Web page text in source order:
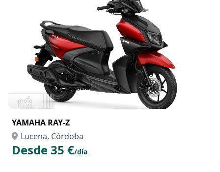
YAMAHA RAY-Z
Lucena, Córdoba
Desde 35 €/día